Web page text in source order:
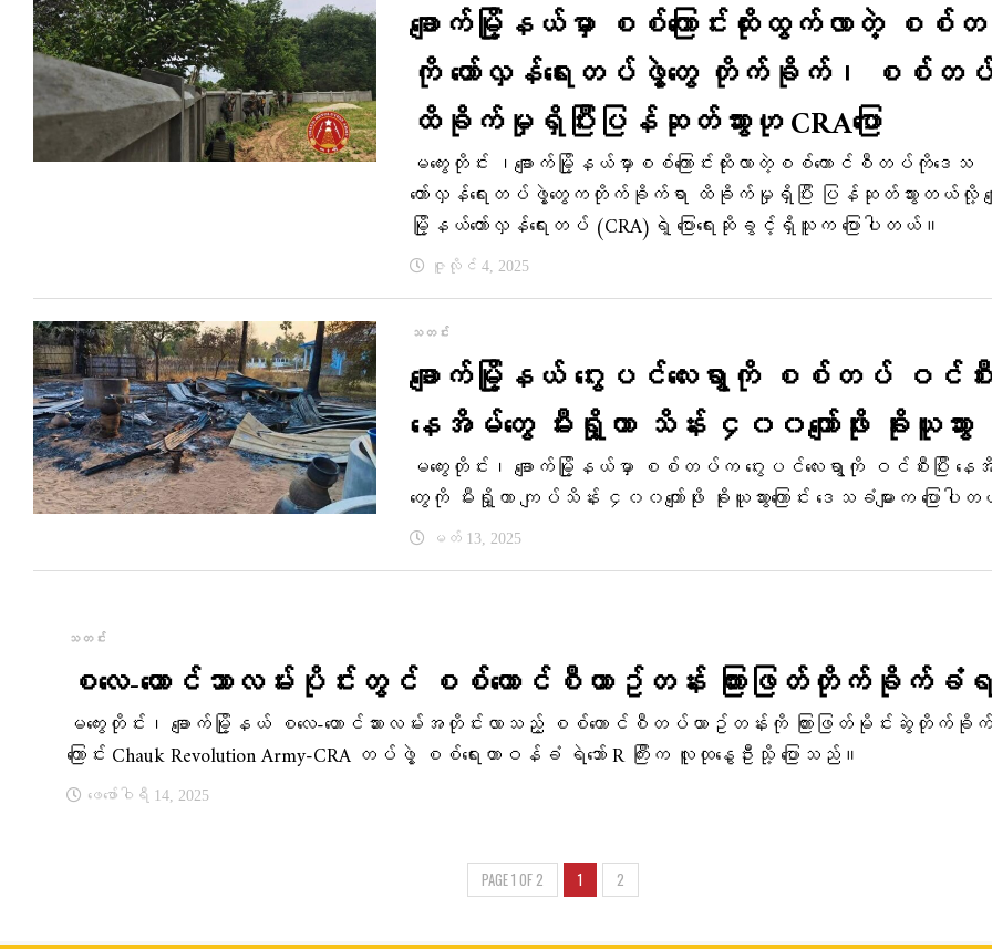
ချောက်မြို့နယ်မှာ စစ်ကြောင်းထိုးထွက်လာတဲ့ စစ်
ကို တော်လှန်ရေးတပ်ဖွဲ့တွေ တိုက်ခိုက်၊ စစ်တ
ထိခိုက်မှုရှိပြီးပြန်ဆုတ်သွားဟု CRAပြော
မကွေးတိုင်း ၊ချောက်မြို့နယ်မှာစစ်ကြောင်းထိုးလာတဲ့စစ်ကောင်စီတပ်ကိုဒေသ
တော်လှန်ရေးတပ်ဖွဲ့တွေကတိုက်ခိုက်ရာ ထိခိုက်မှုရှိပြီး ပြန်ဆုတ်သွားတယ်လို့ ချ
မြို့နယ်တော်လှန်ရေးတပ် (CRA)ရဲ့ ပြောရေးဆိုခွင့်ရှိသူက ပြောပါတယ်။
ဇူလိုင် 4, 2025
သတင်း
ချောက်မြို့နယ် ဂွေးပင်လေးရွာကို စစ်တပ် ဝင်စီး
နေအိမ်တွေ မီးရှို့ကာ သိန်း ၄၀၀ကျော်ဖိုး ခိုးယူသွား
မကွေးတိုင်း၊ ချောက်မြို့နယ်မှာ စစ်တပ်က ဂွေးပင်လေးရွာကို ဝင်စီးပြီး န
တွေကို မီးရှို့ကာ ကျပ်သိန်း ၄၀၀ကျော်ဖိုး ခိုးယူသွားကြောင်း ဒေသခံများက ပြော​ပါ
မတ် 13, 2025
သတင်း
စလေ-တောင်သာလမ်းပိုင်းတွင် စစ်ကောင်စီယာဥ်တန်း ကြားဖြတ်တိုက်ခိုက်ခံ
မကွေးတိုင်း၊ ချောက်မြို့နယ် စလေ-တောင်သားလမ်းအတိုင်းလာသည့် စစ်ကောင်စီတပ်ယာဥ်တန်းကို ကြားဖြတ်မိုင်းဆွဲတိုက်
ကြောင်း Chauk Revolution Army-CRA တပ်ဖွဲ့ စစ်ရေးတာဝန်ခံ ရဲဘော် R ကြီးက လူထုနွေဦးသို့ ပြောသည်။
ဖေ‌ဖော်ဝါရီ 14, 2025
PAGE 1 OF 2 1 2